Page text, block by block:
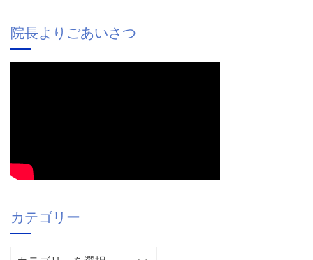
院長よりごあいさつ
カテゴリー